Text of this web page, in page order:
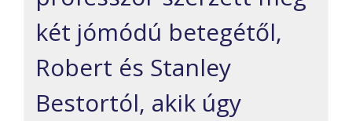
két jómódú betegétől,
Robert és Stanley
Bestortól, akik úgy